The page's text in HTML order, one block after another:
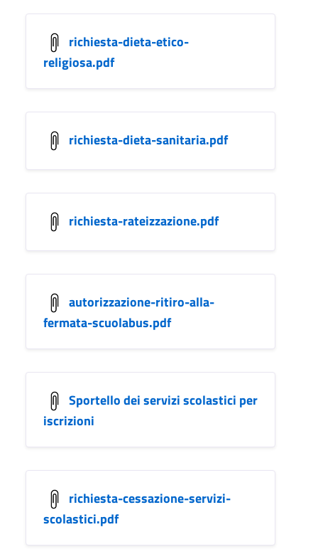
richiesta-dieta-etico-
religiosa.pdf
richiesta-dieta-sanitaria.pdf
richiesta-rateizzazione.pdf
autorizzazione-ritiro-alla-
fermata-scuolabus.pdf
Sportello dei servizi scolastici per
iscrizioni
richiesta-cessazione-servizi-
scolastici.pdf